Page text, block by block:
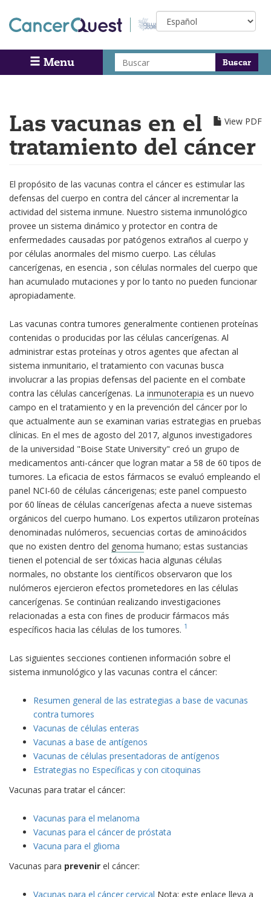
main
content
Select
your
Menu
Search
Buscar
View PDF
Las vacunas en el
tratamiento del cáncer
El propósito de las vacunas contra el cáncer es estimular las
defensas del cuerpo en contra del cáncer al incrementar la
actividad del sistema inmune. Nuestro sistema inmunológico
provee un sistema dinámico y protector en contra de
enfermedades causadas por patógenos extraños al cuerpo y
por células anormales del mismo cuerpo. Las células
cancerígenas, en esencia , son células normales del cuerpo que
han acumulado mutaciones y por lo tanto no pueden funcionar
apropiadamente.
Las vacunas contra tumores generalmente contienen proteínas
contenidas o producidas por las células cancerígenas. Al
administrar estas proteínas y otros agentes que afectan al
sistema inmunitario, el tratamiento con vacunas busca
involucrar a las propias defensas del paciente en el combate
contra las células cancerígenas. La inmunoterapia es un nuevo
campo en el tratamiento y en la prevención del cáncer por lo
que actualmente aun se examinan varias estrategias en pruebas
clínicas. En el mes de agosto del 2017, algunos investigadores
de la universidad "Boise State University" creó un grupo de
medicamentos anti-cáncer que logran matar a 58 de 60 tipos de
tumores. La eficacia de estos fármacos se evaluó empleando el
panel NCI-60 de células cáncerigenas; este panel compuesto
por 60 líneas de células cancerígenas afecta a nueve sistemas
orgánicos del cuerpo humano. Los expertos utilizaron proteínas
denominadas nulómeros, secuencias cortas de aminoácidos
que no existen dentro del genoma humano; estas sustancias
tienen el potencial de ser tóxicas hacia algunas células
normales, no obstante los científicos observaron que los
nulómeros ejercieron efectos prometedores en las células
cancerígenas. Se continúan realizando investigaciones
relacionadas a esta con fines de producir fármacos más
específicos hacia las células de los tumores. 1
Las siguientes secciones contienen información sobre el
sistema inmunológico y las vacunas contra el cáncer:
Resumen general de las estrategias a base de vacunas
contra tumores
Vacunas de células enteras
Vacunas a base de antígenos
Vacunas de células presentadoras de antígenos
Estrategias no Específicas y con citoquinas
Vacunas para tratar el cáncer:
Vacunas para el melanoma
Vacunas para el cáncer de próstata
Vacuna para el glioma
Vacunas para prevenir el cáncer:
Vacunas para el cáncer cervical Nota: este enlace lleva a